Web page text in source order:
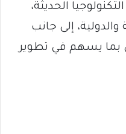
الحديثة،
إلى جانب
بما يسهم في تطوير